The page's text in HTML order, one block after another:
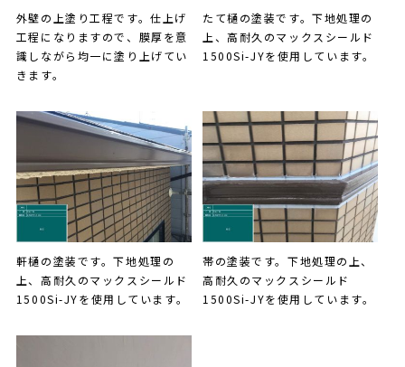
外壁の上塗り工程です。仕上げ
工程になりますので、膜厚を意
識しながら均一に塗り上げてい
きます。
たて樋の塗装です。下地処理の
上、高耐久のマックスシールド
1500Si-JYを使用しています。
軒樋の塗装です。下地処理の
上、高耐久のマックスシールド
1500Si-JYを使用しています。
帯の塗装です。下地処理の上、
高耐久のマックスシールド
1500Si-JYを使用しています。